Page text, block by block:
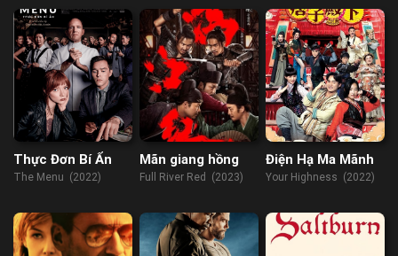
Thực Đơn Bí Ẩn
The Menu (2022)
Mãn giang hồng
Full River Red (2023)
Điện Hạ Ma Mãnh
Your Highness (2022)